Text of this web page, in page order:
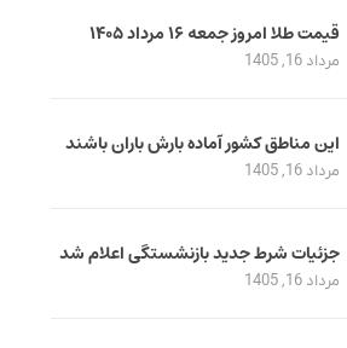
قیمت طلا امروز جمعه ۱۶ مرداد ۱۴۰۵
مرداد 16, 1405
این مناطق کشور آماده بارش باران باشند
مرداد 16, 1405
جزئیات شرط جدید بازنشستگی اعلام شد
مرداد 16, 1405